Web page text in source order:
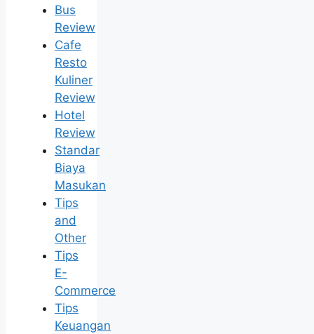
Bus
Review
Cafe
Resto
Kuliner
Review
Hotel
Review
Standar
Biaya
Masukan
Tips
and
Other
Tips
E-
Commerce
Tips
Keuangan